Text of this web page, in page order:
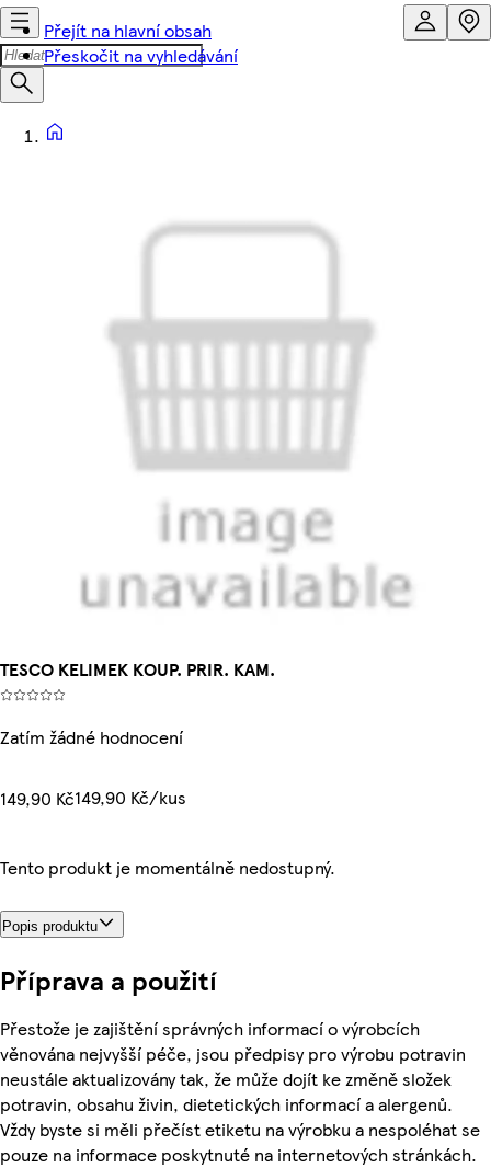
Přejít na hlavní obsah
Přeskočit na vyhledávání
TESCO KELIMEK KOUP. PRIR. KAM.
Zatím žádné hodnocení
149,90 Kč149,90 Kč/kus
Tento produkt je momentálně nedostupný.
Popis produktu
Příprava a použití
Přestože je zajištění správných informací o výrobcích
věnována nejvyšší péče, jsou předpisy pro výrobu potravin
neustále aktualizovány tak, že může dojít ke změně složek
potravin, obsahu živin, dietetických informací a alergenů.
Vždy byste si měli přečíst etiketu na výrobku a nespoléhat se
pouze na informace poskytnuté na internetových stránkách.